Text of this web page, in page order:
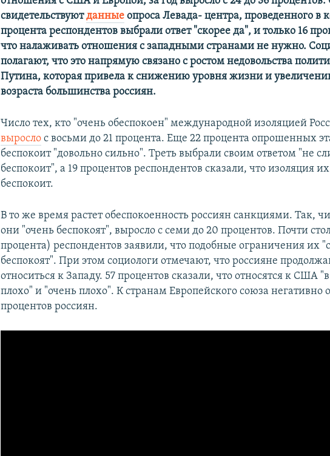
свидетельствуютданные опроса Левада- центра, проведенного в
процента респондентов выбрали ответ "скорее да", и только 16
что налаживать отношения с западными странами не нужно.
полагают, что это напрямую связано с ростом недовольства
Путина, которая привела к снижению уровня жизни и
возраста большинства россиян.
Число тех, кто "очень обеспокоен" международной изоляцией
выросло с восьми до 21 процента. Еще 22 процента опрошенных
беспокоит "довольно сильно". Треть выбрали своим ответом "не
беспокоит", а 19 процентов респондентов сказали, что изоляция
беспокоит.
В то же время растет обеспокоенность россиян санкциями. Так,
они "очень беспокоят", выросло с семи до 20 процентов. Почти
процента) респондентов заявили, что подобные ограничения их
беспокоят". При этом социологи отмечают, что россияне
относиться к Западу. 57 процентов сказали, что относятся к США
плохо" и "очень плохо". К странам Европейского союза негативно
процентов россиян. ​